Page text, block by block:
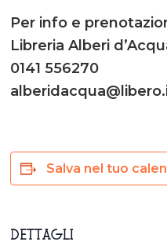
Per info e
Libreria Alberi
0141 556270
Salva nel tuo
DETTAGLI